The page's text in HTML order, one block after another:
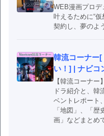
WEB漫画プロデ
叶えるために“
契約し、夢のよ
韓流コーナー[
い！] | ナビコ
【韓流コーナ
ドラ紹介と、韓
ベントレポート
「地図」、「
画」などまとめ